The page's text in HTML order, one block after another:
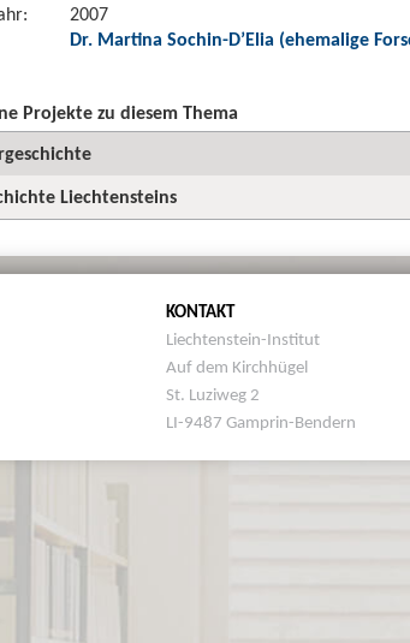
2007
Dr. Martina Sochin-D’Elia (ehemalige
Projekte zu diesem Thema
Liechtensteins
KONTAKT
Liechtenstein-Institut
Auf dem Kirchhügel
St. Luziweg 2
LI-9487 Gamprin-Bendern